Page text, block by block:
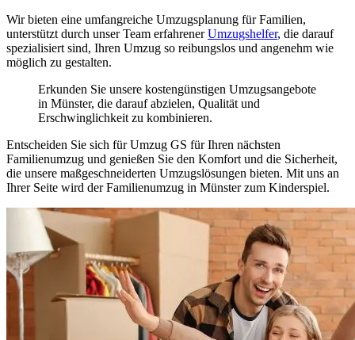
Wir bieten eine umfangreiche Umzugsplanung für Familien,
unterstützt durch unser Team erfahrenerUmzugshelfer, die darauf
spezialisiert sind, Ihren Umzug so reibungslos und angenehm wie
möglich zu gestalten.
Erkunden Sie unsere kostengünstigen Umzugsangebote
in Münster, die darauf abzielen, Qualität und
Erschwinglichkeit zu kombinieren.
Entscheiden Sie sich für Umzug GS für Ihren nächsten
Familienumzug und genießen Sie den Komfort und die Sicherheit,
die unsere maßgeschneiderten Umzugslösungen bieten. Mit uns an
Ihrer Seite wird der Familienumzug in Münster zum Kinderspiel.